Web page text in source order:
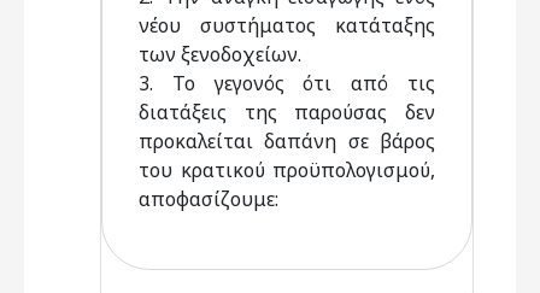
νέου συστήματος κατάταξης
των ξενοδοχείων.
3. Το γεγονός ότι από τις
διατάξεις της παρούσας δεν
προκαλείται δαπάνη σε βάρος
του κρατικού προϋπολογισμού,
αποφασίζουμε: